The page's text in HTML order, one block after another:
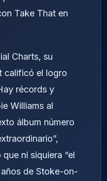
Take That en
Charts, su
calificó el logro
récords y
Williams al
álbum número
ni siquiera “el
de Stoke-on-